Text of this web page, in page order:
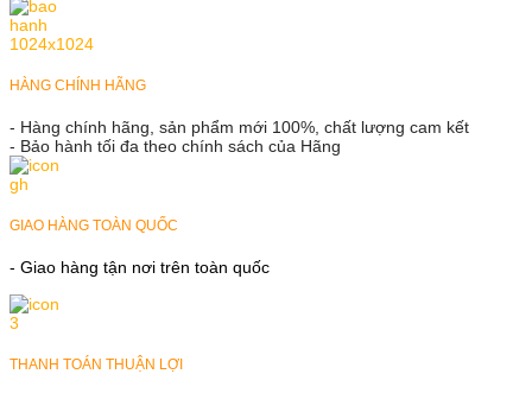
HÀNG CHÍNH HÃNG
- Hàng chính hãng, sản phẩm mới 100%, chất lượng cam kết
- Bảo hành tối đa theo chính sách của Hãng
GIAO HÀNG TOÀN QUỐC
- Giao hàng tận nơi trên toàn quốc
THANH TOÁN THUẬN LỢI